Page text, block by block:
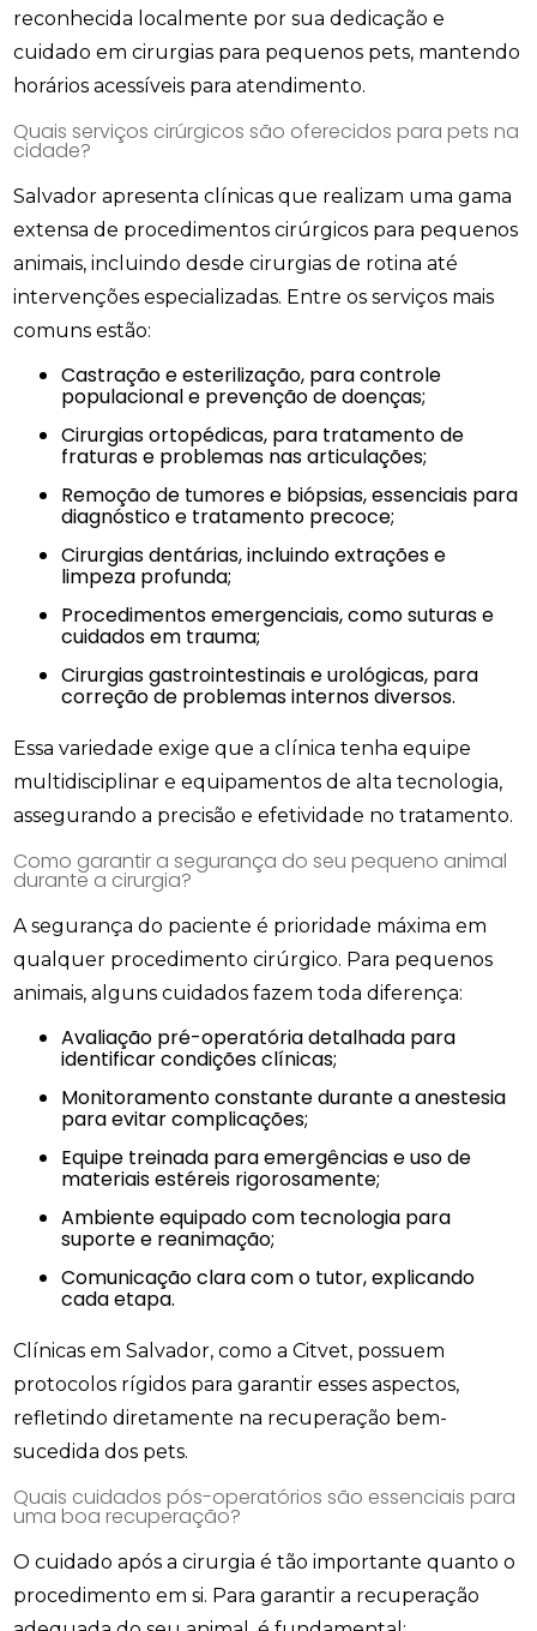
reconhecida localmente por sua dedicação e
cuidado em cirurgias para pequenos pets, mantendo
horários acessíveis para atendimento.
Quais serviços cirúrgicos são oferecidos para pets na
cidade?
Salvador apresenta clínicas que realizam uma gama
extensa de procedimentos cirúrgicos para pequenos
animais, incluindo desde cirurgias de rotina até
intervenções especializadas. Entre os serviços mais
comuns estão:
Castração e esterilização, para controle
populacional e prevenção de doenças;
Cirurgias ortopédicas, para tratamento de
fraturas e problemas nas articulações;
Remoção de tumores e biópsias, essenciais para
diagnóstico e tratamento precoce;
Cirurgias dentárias, incluindo extrações e
limpeza profunda;
Procedimentos emergenciais, como suturas e
cuidados em trauma;
Cirurgias gastrointestinais e urológicas, para
correção de problemas internos diversos.
Essa variedade exige que a clínica tenha equipe
multidisciplinar e equipamentos de alta tecnologia,
assegurando a precisão e efetividade no tratamento.
Como garantir a segurança do seu pequeno animal
durante a cirurgia?
A segurança do paciente é prioridade máxima em
qualquer procedimento cirúrgico. Para pequenos
animais, alguns cuidados fazem toda diferença:
Avaliação pré-operatória detalhada para
identificar condições clínicas;
Monitoramento constante durante a anestesia
para evitar complicações;
Equipe treinada para emergências e uso de
materiais estéreis rigorosamente;
Ambiente equipado com tecnologia para
suporte e reanimação;
Comunicação clara com o tutor, explicando
cada etapa.
Clínicas em Salvador, como a Citvet, possuem
protocolos rígidos para garantir esses aspectos,
refletindo diretamente na recuperação bem-
sucedida dos pets.
Quais cuidados pós-operatórios são essenciais para
uma boa recuperação?
O cuidado após a cirurgia é tão importante quanto o
procedimento em si. Para garantir a recuperação